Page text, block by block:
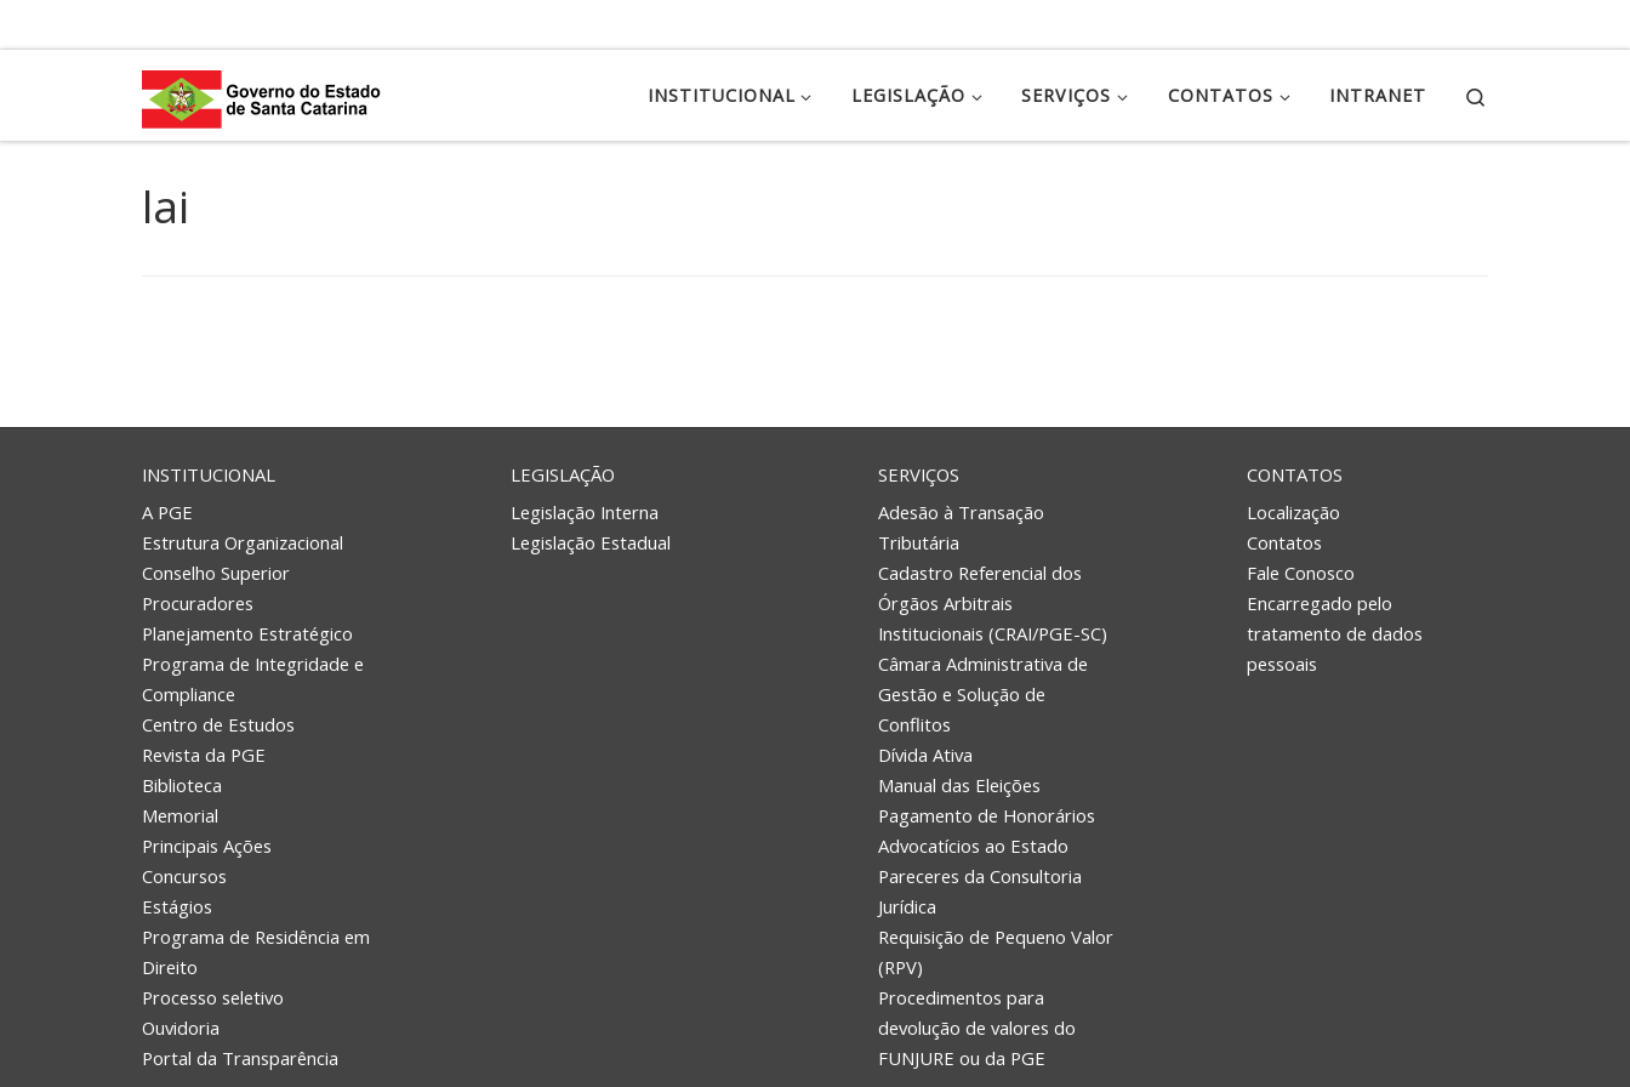
INSTITUCIONAL LEGISLAÇÃO SERVIÇOS CONTATOS INTRANET
lai
INSTITUCIONAL
A PGE
Estrutura Organizacional
Conselho Superior
Procuradores
Planejamento Estratégico
Programa de Integridade e
Compliance
Centro de Estudos
Revista da PGE
Biblioteca
Memorial
Principais Ações
Concursos
Estágios
Programa de Residência em
Direito
Processo seletivo
Ouvidoria
Portal da Transparência
LEGISLAÇÃO
Legislação Interna
Legislação Estadual
SERVIÇOS
Adesão à Transação
Tributária
Cadastro Referencial dos
Órgãos Arbitrais
Institucionais (CRAI/PGE-SC)
Câmara Administrativa de
Gestão e Solução de
Conflitos
Dívida Ativa
Manual das Eleições
Pagamento de Honorários
Advocatícios ao Estado
Pareceres da Consultoria
Jurídica
Requisição de Pequeno Valor
(RPV)
Procedimentos para
devolução de valores do
FUNJURE ou da PGE
CONTATOS
Localização
Contatos
Fale Conosco
Encarregado pelo
tratamento de dados
pessoais